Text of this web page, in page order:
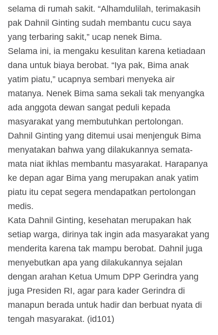
selama di rumah sakit. “Alhamdulilah, terimakasih
pak Dahnil Ginting sudah membantu cucu saya
yang terbaring sakit,” ucap nenek Bima.
Selama ini, ia mengaku kesulitan karena ketiadaan
dana untuk biaya berobat. “Iya pak, Bima anak
yatim piatu,” ucapnya sembari menyeka air
matanya. Nenek Bima sama sekali tak menyangka
ada anggota dewan sangat peduli kepada
masyarakat yang membutuhkan pertolongan.
Dahnil Ginting yang ditemui usai menjenguk Bima
menyatakan bahwa yang dilakukannya semata-
mata niat ikhlas membantu masyarakat. Harapanya
ke depan agar Bima yang merupakan anak yatim
piatu itu cepat segera mendapatkan pertolongan
medis.
Kata Dahnil Ginting, kesehatan merupakan hak
setiap warga, dirinya tak ingin ada masyarakat yang
menderita karena tak mampu berobat. Dahnil juga
menyebutkan apa yang dilakukannya sejalan
dengan arahan Ketua Umum DPP Gerindra yang
juga Presiden RI, agar para kader Gerindra di
manapun berada untuk hadir dan berbuat nyata di
tengah masyarakat. (id101)